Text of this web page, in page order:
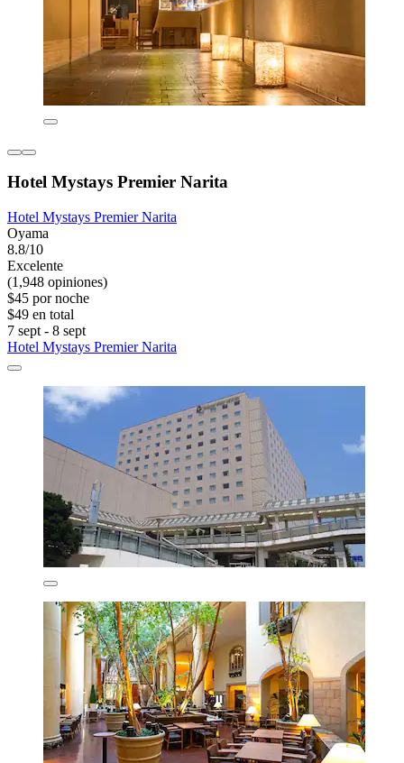
Hotel Mystays Premier Narita
Hotel Mystays Premier Narita
Oyama
8.8/10
Excelente
(1,948 opiniones)
$45 por noche
$49 en total
7 sept - 8 sept
Hotel Mystays Premier Narita